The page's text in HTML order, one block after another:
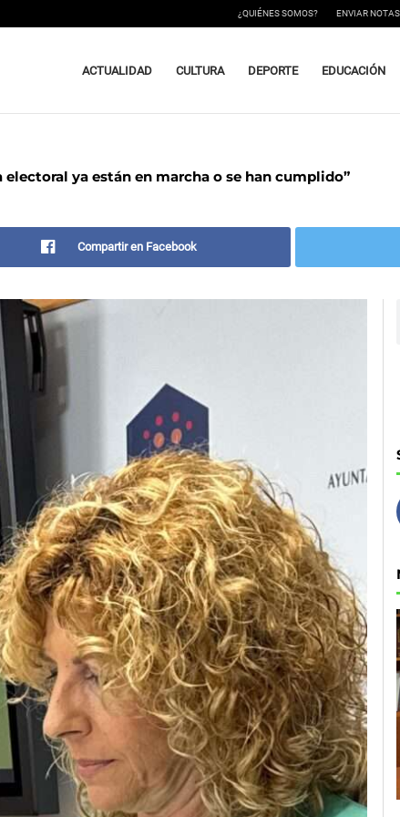
¿QUIÉNES SOMOS? ENVIAR
ACTUALIDAD CULTURA DEPORTE EDUCACIÓN
ya están en marcha o se han cumplido”
Compartir en Facebook